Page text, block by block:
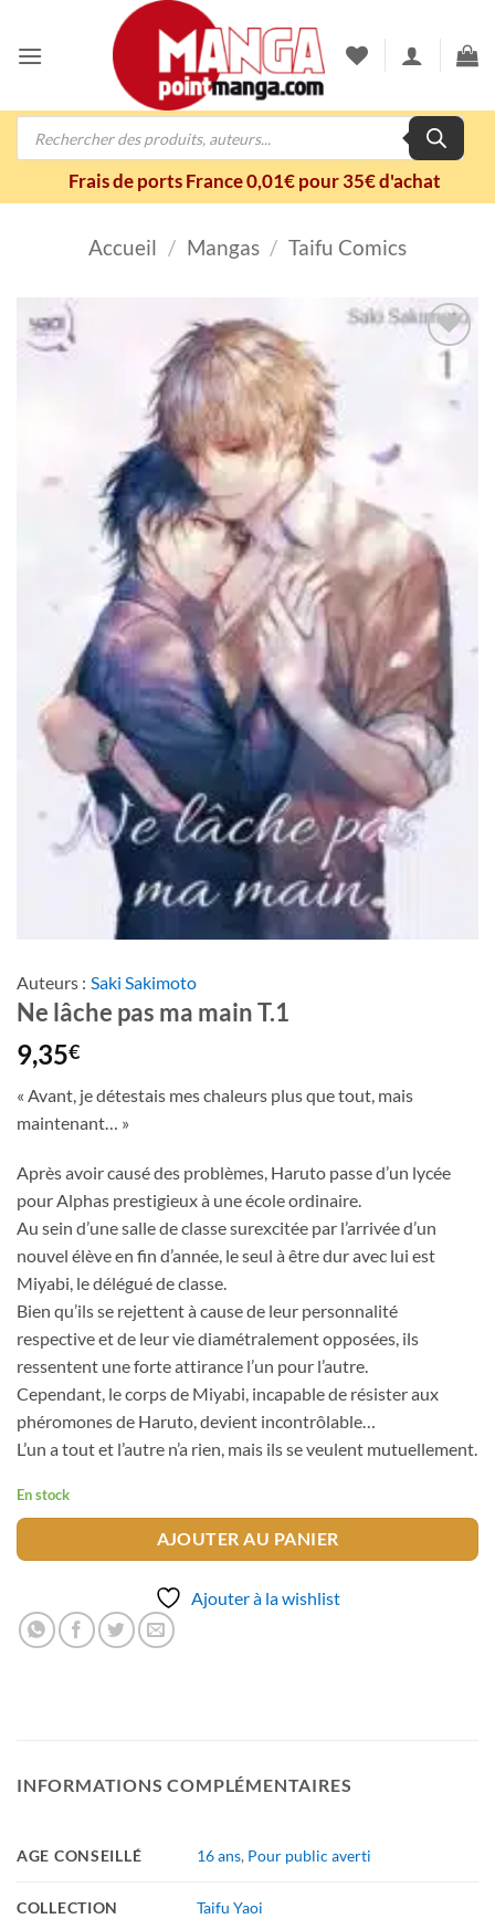
contenu
Recherche
Frais de ports France 0,01€ pour 35€ d'achat
Accueil / Mangas / Taifu Comics
à la
wishlist
Auteurs : Saki Sakimoto
Ne lâche pas ma main T.1
9,35€
« Avant, je détestais mes chaleurs plus que tout, mais
maintenant… »
Après avoir causé des problèmes, Haruto passe d’un lycée
pour Alphas prestigieux à une école ordinaire.
Au sein d’une salle de classe surexcitée par l’arrivée d’un
nouvel élève en fin d’année, le seul à être dur avec lui est
Miyabi, le délégué de classe.
Bien qu’ils se rejettent à cause de leur personnalité
respective et de leur vie diamétralement opposées, ils
ressentent une forte attirance l’un pour l’autre.
Cependant, le corps de Miyabi, incapable de résister aux
phéromones de Haruto, devient incontrôlable…
L’un a tout et l’autre n’a rien, mais ils se veulent mutuellement.
En stock
AJOUTER AU PANIER
Ajouter à la wishlist
INFORMATIONS COMPLÉMENTAIRES
AGE CONSEILLÉ 16 ans, Pour public averti
COLLECTION Taifu Yaoi